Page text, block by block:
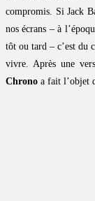
compromis. Si Jack
nos écrans – à
tôt ou tard – c’est du
vivre. Après une
Chrono a fait l’objet